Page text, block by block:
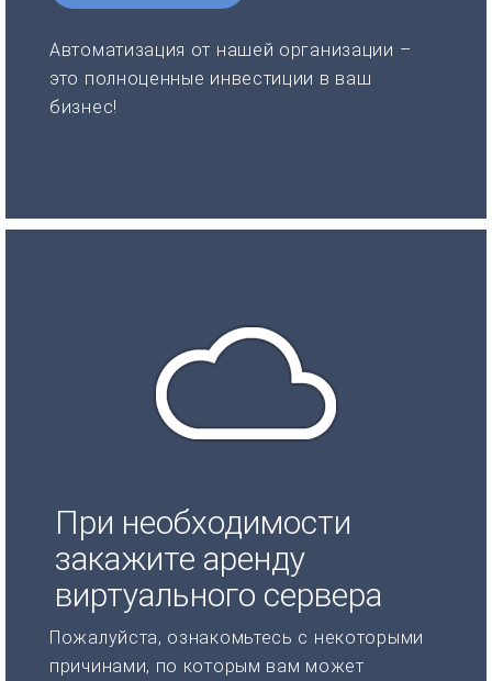
Автоматизация от нашей организации –
это полноценные инвестиции в ваш
бизнес!
При необходимости
закажите аренду
виртуального сервера
Пожалуйста, ознакомьтесь с некоторыми
причинами, по которым вам может